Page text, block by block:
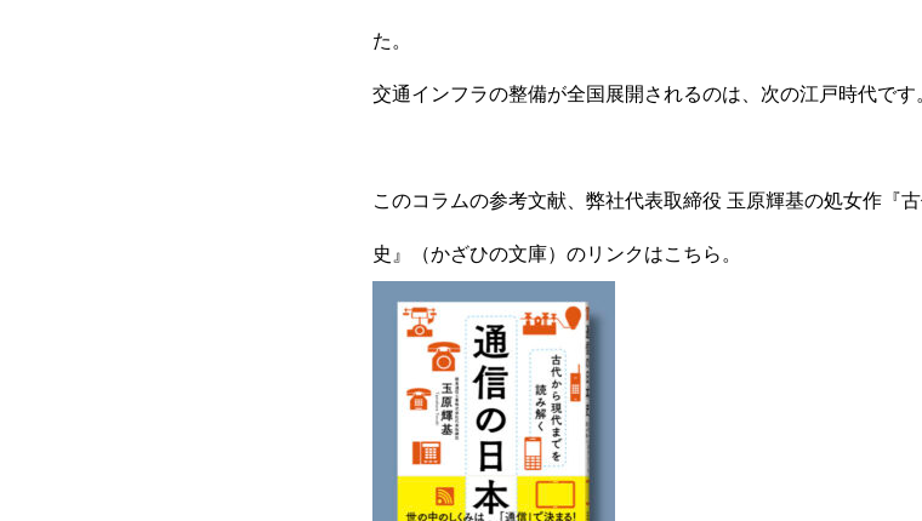
た。
交通インフラの整備が全国展開されるのは、次の江戸時代です
このコラムの参考文献、弊社代表取締役 玉原輝基の処女作『
史』（かざひの文庫）のリンクはこちら 。